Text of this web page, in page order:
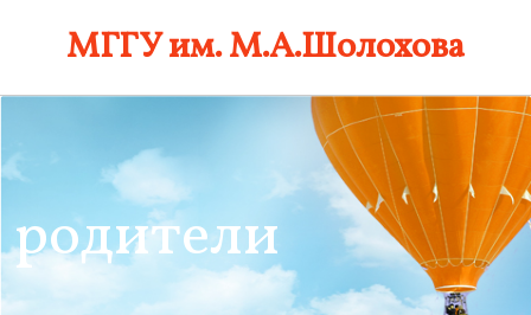
МГГУ им. М.А.Шолохова
родители